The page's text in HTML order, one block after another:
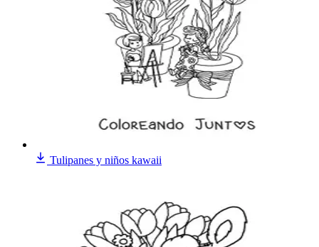
Tulipanes y niños kawaii